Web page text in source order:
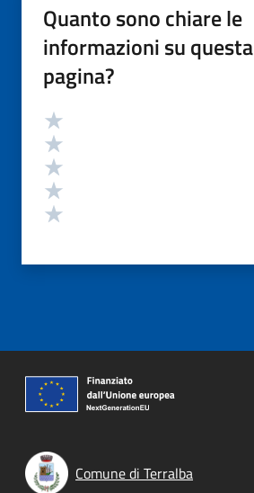
Quanto sono chiare le
informazioni su questa
pagina?
Valutazione
Comune di Terralba